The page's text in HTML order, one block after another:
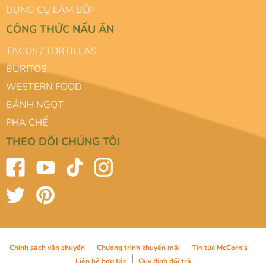
DỤNG CỤ LÀM BẾP
CÔNG THỨC NẤU ĂN
TACOS / TORTILLAS
BURITOS
WESTERN FOOD
BÁNH NGỌT
PHA CHẾ
THEO DÕI CHÚNG TÔI
Chính sách vận chuyển Chương trình khuyến mãi
Tin tức McCorn's